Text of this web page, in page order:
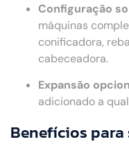
Configuração
máquinas
conificadora,
cabeceadora.
Expansão
adicionado a
Benefícios para